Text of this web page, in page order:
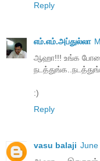
Reply
எம்.எம்.அப்துல்லா
ஆஹா!!! உங்க
:)
Reply
vasu balaji June